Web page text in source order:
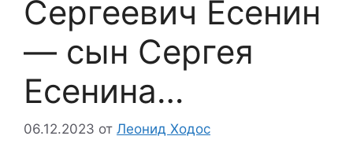
Сергеевич Есенин
— сын Сергея
Есенина…
06.12.2023 от Леонид Ходос